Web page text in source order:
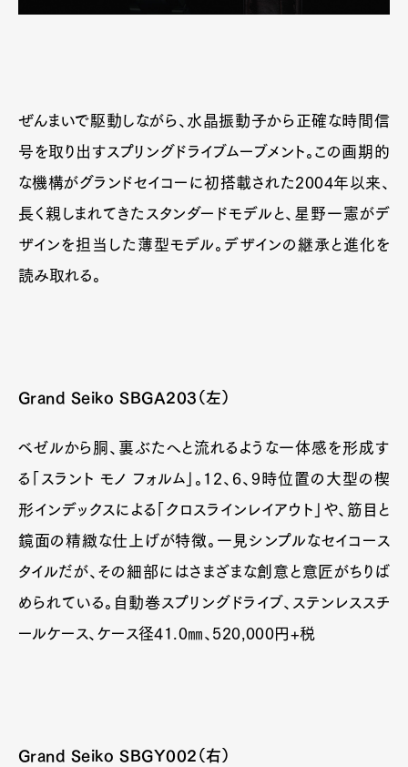
ぜんまいで駆動しながら、水晶振動子から正確な時間信
号を取り出すスプリングドライブムーブメント。この画期的
な機構がグランドセイコーに初搭載された2004年以来、
長く親しまれてきたスタンダードモデルと、星野一憲がデ
ザインを担当した薄型モデル。デザインの継承と進化を
読み取れる。
Grand Seiko SBGA203（左）
ベゼルから胴、裏ぶたへと流れるような一体感を形成す
る「スラント モノ フォルム」。12、6、9時位置の大型の楔
形インデックスによる「クロスラインレイアウト」や、筋目と
鏡面の精緻な仕上げが特徴。一見シンプルなセイコース
タイルだが、その細部にはさまざまな創意と意匠がちりば
められている。自動巻スプリングドライブ、ステンレススチ
ールケース、ケース径41.0㎜、520,000円+税
Grand Seiko SBGY002（右）